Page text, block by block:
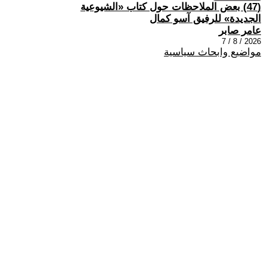
(47) بعض الملاحظات حول كتاب «الشيوعية
الجديدة» للرفيق آسو كمال
عامر صابر
2026 / 8 / 7
مواضيع وابحاث سياسية